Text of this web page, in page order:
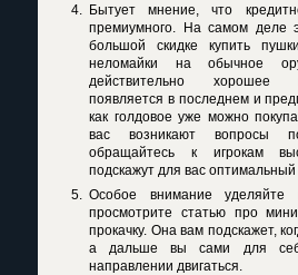
Бытует мнение, что
премиумного. На самом деле
большой скидке купить
неломайки на обычное
действительно хорошее
появляется в последнем и
как голдовое уже можно
вас возникают вопросы
обращайтесь к игрокам
подскажут для вас оптимальный
Особое внимание уделяйте
просмотрите статью про
прокачку. Она вам подскажет,
а дальше вы сами для
направлении двигаться.